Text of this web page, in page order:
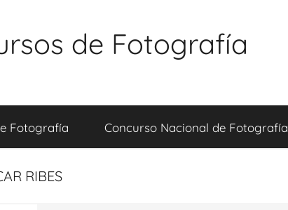
de Fotografía
Fotografía Concurso Nacional de Fotografía
RIBES